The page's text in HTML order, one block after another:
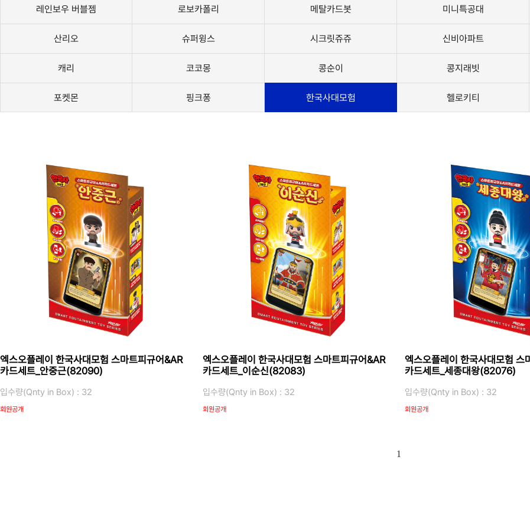
레인보우 버블젬 로보카폴리 메탈카드봇 미니특공대
산리오 슈퍼윙스 시크릿쥬쥬 신비아파트
캐리 코코몽 콩순이 콩지래빗
포켓몬 핑크퐁 한국사대모험 헬로키티
엑스오플레이 한국사대모험 스마트피규어&AR
카드세트_안중근(82090)
입수량(Qnty in Box) : 32
회원공개
엑스오플레이 한국사대모험 스마트피규어&AR
카드세트_이순신(82083)
입수량(Qnty in Box) : 32
회원공개
엑스오플레이 한국사대모험 스
카드세트_세종대왕(82076)
입수량(Qnty in Box) : 32
회원공개
1